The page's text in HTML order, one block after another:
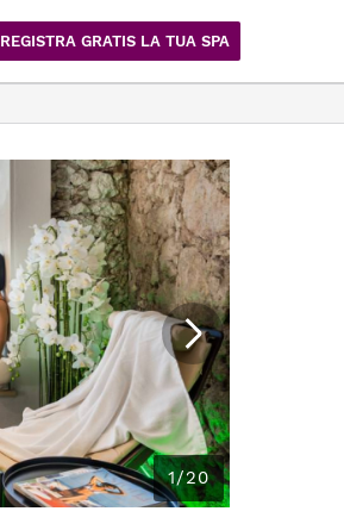
REGISTRA GRATIS LA TUA SPA
1/20